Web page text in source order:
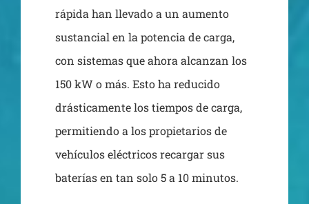
rápida han llevado a un aumento
sustancial en la potencia de carga,
con sistemas que ahora alcanzan los
150 kW o más. Esto ha reducido
drásticamente los tiempos de carga,
permitiendo a los propietarios de
vehículos eléctricos recargar sus
baterías en tan solo 5 a 10 minutos.